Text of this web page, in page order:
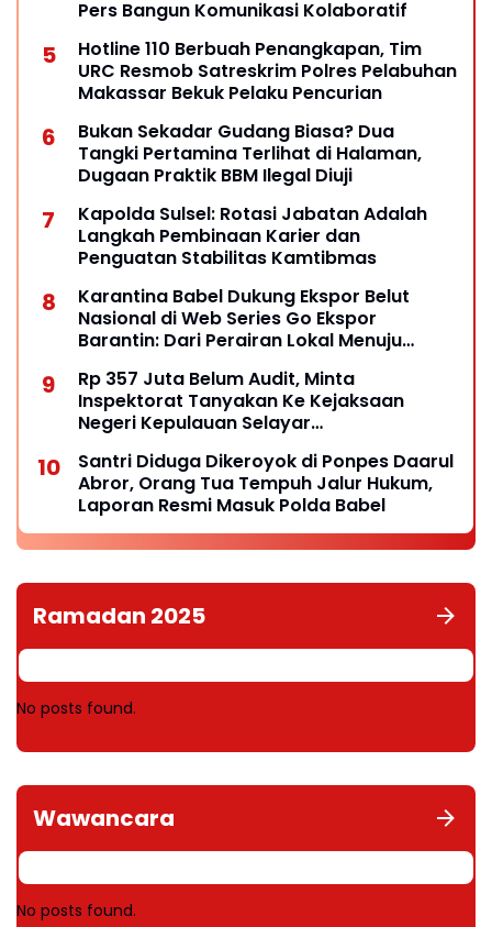
Pers Bangun Komunikasi Kolaboratif
Hotline 110 Berbuah Penangkapan, Tim
URC Resmob Satreskrim Polres Pelabuhan
Makassar Bekuk Pelaku Pencurian
Bukan Sekadar Gudang Biasa? Dua
Tangki Pertamina Terlihat di Halaman,
Dugaan Praktik BBM Ilegal Diuji
Kapolda Sulsel: Rotasi Jabatan Adalah
Langkah Pembinaan Karier dan
Penguatan Stabilitas Kamtibmas
Karantina Babel Dukung Ekspor Belut
Nasional di Web Series Go Ekspor
Barantin: Dari Perairan Lokal Menuju
Rp 357 Juta Belum Audit, Minta
Inspektorat Tanyakan Ke Kejaksaan
Negeri Kepulauan Selayar
Santri Diduga Dikeroyok di Ponpes Daarul
Abror, Orang Tua Tempuh Jalur Hukum,
Laporan Resmi Masuk Polda Babel
Ramadan 2025
No posts found.
Wawancara
No posts found.